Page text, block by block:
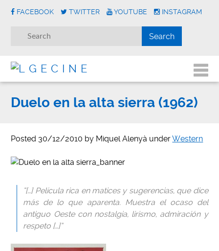
FACEBOOK TWITTER YOUTUBE INSTAGRAM
Duelo en la alta sierra (1962)
Posted 30/12/2010 by Miquel Alenyà underWestern
“[…] Película rica en matices y sugerencias, que dice
más de lo que aparenta. Muestra el ocaso del
antiguo Oeste con nostalgia, lirismo, admiración y
respeto […]”